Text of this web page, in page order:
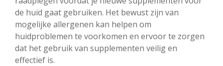
de huid gaat gebruiken. Het bewust zijn van
mogelijke allergenen kan helpen om
huidproblemen te voorkomen en ervoor te zorgen
dat het gebruik van supplementen veilig en
effectief is.